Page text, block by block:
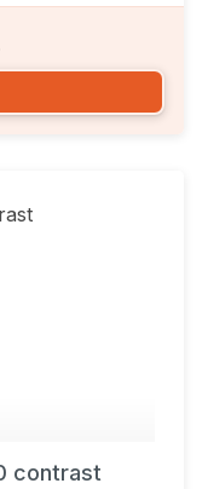
contrast